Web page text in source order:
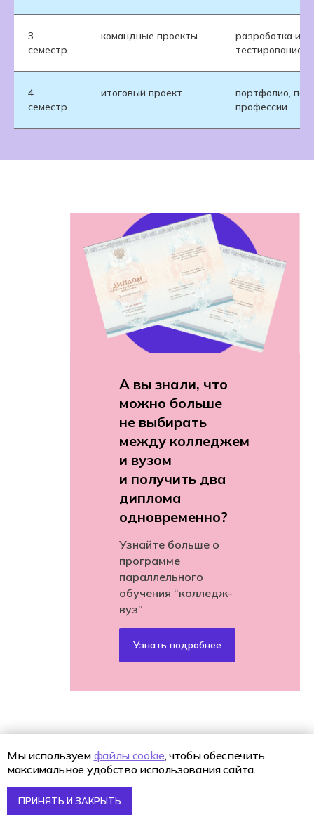
3
семестр
командные проекты
разработка
тестирование
4
семестр
итоговый проект
портфолио,
профессии
А вы знали, что
можно больше
не выбирать
между колледжем
и вузом
и получить два
диплома
одновременно?
Узнайте больше о
программе
параллельного
обучения “колледж-
вуз”
Узнать подробнее
УСЛОВИЯ ОБУЧЕНИЯ И СТУДЕНЧЕСКАЯ
ЖИЗНЬ
Когда выбираешь колледж, важно не только
Мы используем файлы cookie, чтобы обеспечить
максимальное удобство использования сайта.
ПРИНЯТЬ И ЗАКРЫТЬ